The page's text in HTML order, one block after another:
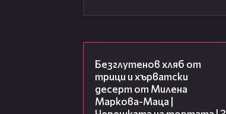
Безглутенов хляб от
трици и хърватски
десерт от Милена
Маркова-Маца |